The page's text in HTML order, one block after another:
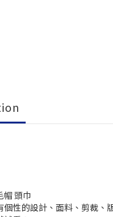
帽 頭巾
性的設計、面料、剪裁